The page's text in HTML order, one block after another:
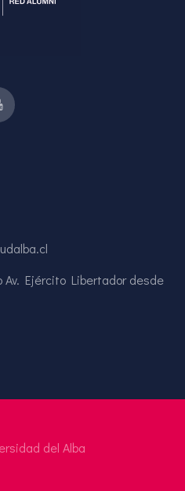
Av. Ejército Libertador desde
del Alba